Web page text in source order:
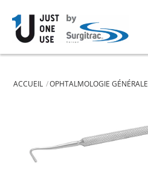
content
ACCUEIL OPHTALMOLOGIE GÉNÉRALE